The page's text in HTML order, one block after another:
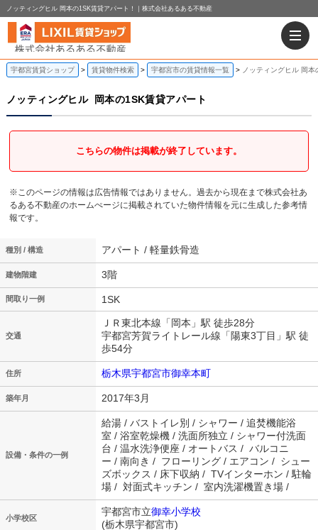
ノッティングヒル 岡本の1SK賃貸アパート！｜株式会社あるある不動産
宇都宮賃貸ショップ 賃貸物件検索 宇都宮市の賃貸情報一覧 ノッティングヒル 岡
ノッティングヒル 岡本の1SK賃貸アパート
こちらの物件は掲載が終了しています。
※このページの情報は広告情報ではありません。過去から現在まで株式会社あ
るある不動産のホームぺージに掲載されていた物件情報を元に生成した参考情
報です。
種別 / 構造 アパート / 軽量鉄骨造
建物階建 3階
間取り一例 1SK
交通
ＪＲ東北本線「岡本」駅 徒歩28分
宇都宮芳賀ライトレール線「陽東3丁目」駅 徒
歩54分
住所 栃木県宇都宮市御幸本町
築年月 2017年3月
設備・条件の一例
給湯 / バストイレ別 / シャワー / 追焚機能浴
室 / 浴室乾燥機 / 洗面所独立 / シャワー付洗面
台 / 温水洗浄便座 / オートバス / バルコニ
ー / 南向き / フローリング / エアコン / シュー
ズボックス / 床下収納 / TVインターホン / 駐輪
場 / 対面式キッチン / 室内洗濯機置き場 /
小学校区
宇都宮市立御幸小学校
(栃木県宇都宮市)